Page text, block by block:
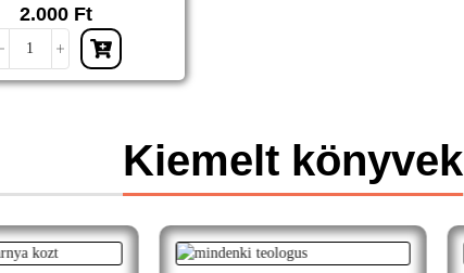
2.000 Ft
Kiemelt könyvek